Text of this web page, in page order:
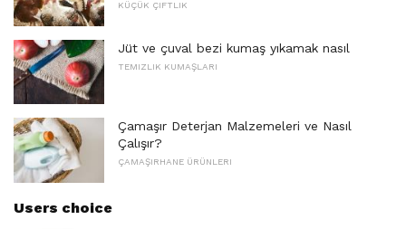
KÜÇÜK ÇIFTLIK
Jüt ve çuval bezi kumaş yıkamak nasıl
TEMIZLIK KUMAŞLARI
Çamaşır Deterjan Malzemeleri ve Nasıl
Çalışır?
ÇAMAŞIRHANE ÜRÜNLERI
Users choice